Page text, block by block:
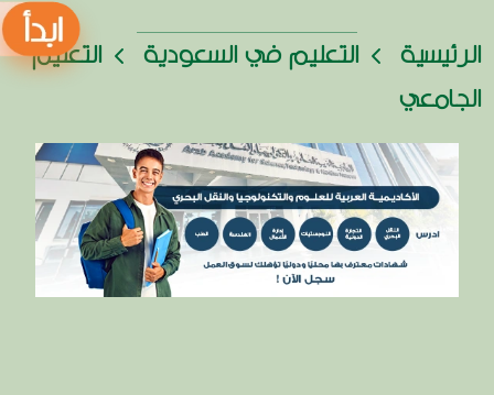
الرئيسية التعليم في السعودية
التعليم
الجامعي